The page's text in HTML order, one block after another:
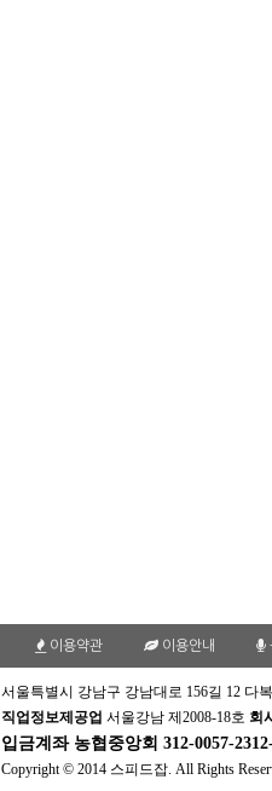
이용약관 이용안내
서울특별시 강남구 강남대로 156길 12 다
직업정보제공업 서울강남 제2008-18호 회
입금계좌 농협중앙회 312-0057-
Copyright © 2014 스피드잡. All Rights